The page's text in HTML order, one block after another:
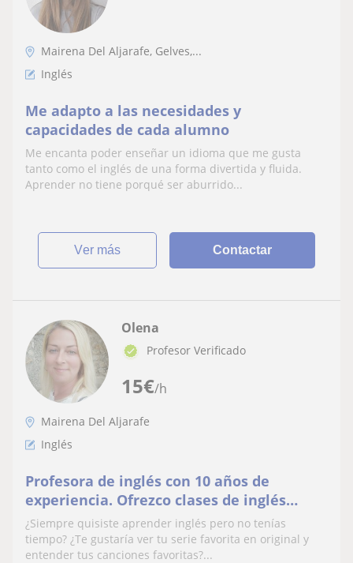
Mairena Del Aljarafe, Gelves,...
Inglés
Me adapto a las necesidades y
capacidades de cada alumno
Me encanta poder enseñar un idioma que me gusta
tanto como el inglés de una forma divertida y fluida.
Aprender no tiene porqué ser aburrido...
ver más Contactar
15€/h
Olena
Profesor Verificado
Mairena Del Aljarafe
Inglés
Profesora de inglés con 10 años de
experiencia. Ofrezco clases de inglés
general y de negocios
¿Siempre quisiste aprender inglés pero no tenías
tiempo? ¿Te gustaría ver tu serie favorita en original y
entender tus canciones favoritas?...